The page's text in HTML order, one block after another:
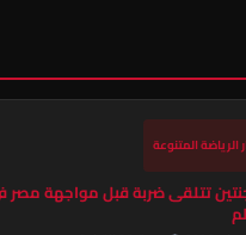
الرياضة المتنوعة
تتلقى ضربة قبل مواجهة